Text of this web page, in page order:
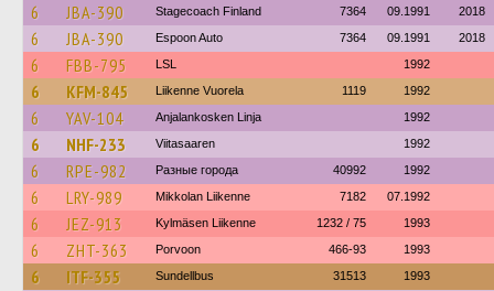
6 JBA-390 Stagecoach Finland 7364 09.1991 2018
6 JBA-390 Espoon Auto 7364 09.1991 2018
6 FBB-795 LSL 1992
6 KFM-845 Liikenne Vuorela 1119 1992
6 YAV-104 Anjalankosken Linja 1992
6 NHF-233 Viitasaaren 1992
6 RPE-982 Разные города 40992 1992
6 LRY-989 Mikkolan Liikenne 7182 07.1992
6 JEZ-913 Kylmäsen Liikenne 1232 / 75 1993
6 ZHT-363 Porvoon 466-93 1993
6 ITF-355 Sundellbus 31513 1993